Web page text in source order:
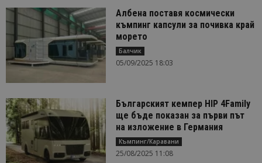
Албена поставя космически
къмпинг капсули за почивка край
морето
Балчик
05/09/2025 18:03
Българският кемпер HIP 4Family
ще бъде показан за първи път
на изложение в Германия
Къмпинг/Каравани
25/08/2025 11:08